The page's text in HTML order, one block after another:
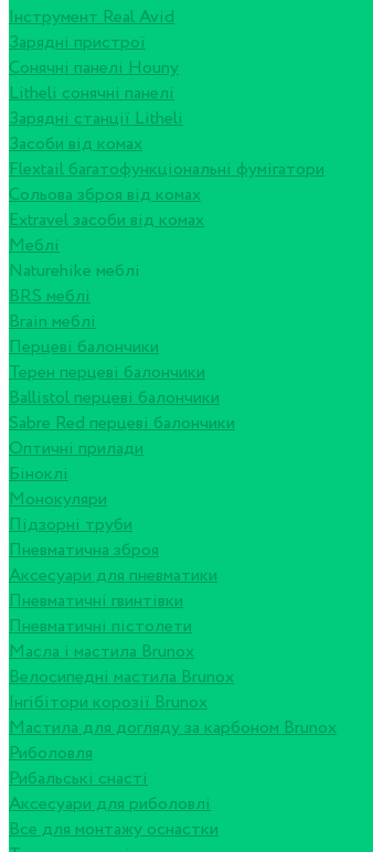
Інструмент Real Avid
Зарядні пристрої
Сонячні панелі Houny
Litheli сонячні панелі
Зарядні станції Litheli
Засоби від комах
Flextail багатофункціональні фумігатори
Сольова зброя від комах
Extravel засоби від комах
Меблі
Naturehike меблі
BRS меблі
Brain меблі
Перцеві балончики
Терен перцеві балончики
Ballistol перцеві балончики
Sabre Red перцеві балончики
Оптичні прилади
Біноклі
Монокуляри
Підзорні труби
Пневматична зброя
Аксесуари для пневматики
Пневматичні гвинтівки
Пневматичні пістолети
Масла і мастила Brunox
Велосипедні мастила Brunox
Інгібітори корозії Brunox
Мастила для догляду за карбоном Brunox
Риболовля
Рибальські снасті
Аксесуари для риболовлі
Все для монтажу оснастки